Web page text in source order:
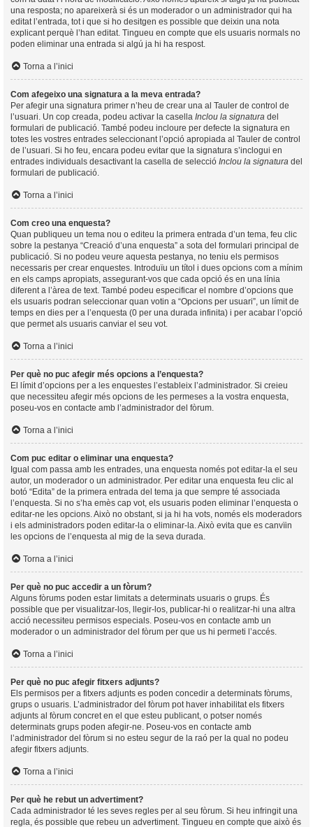
una resposta; no apareixerà si és un moderador o un administrador qui ha
editat l’entrada, tot i que si ho desitgen es possible que deixin una nota
explicant perquè l’han editat. Tingueu en compte que els usuaris normals no
poden eliminar una entrada si algú ja hi ha respost.
Torna a l’inici
Com afegeixo una signatura a la meva entrada?
Per afegir una signatura primer n’heu de crear una al Tauler de control de
l’usuari. Un cop creada, podeu activar la casella Inclou la signatura del
formulari de publicació. També podeu incloure per defecte la signatura en
totes les vostres entrades seleccionant l’opció apropiada al Tauler de control
de l’usuari. Si ho feu, encara podeu evitar que la signatura s’inclogui en
entrades individuals desactivant la casella de selecció Inclou la signatura del
formulari de publicació.
Torna a l’inici
Com creo una enquesta?
Quan publiqueu un tema nou o editeu la primera entrada d’un tema, feu clic
sobre la pestanya “Creació d’una enquesta” a sota del formulari principal de
publicació. Si no podeu veure aquesta pestanya, no teniu els permisos
necessaris per crear enquestes. Introduïu un títol i dues opcions com a mínim
en els camps apropiats, assegurant-vos que cada opció és en una línia
diferent a l’àrea de text. També podeu especificar el nombre d’opcions que
els usuaris podran seleccionar quan votin a “Opcions per usuari”, un límit de
temps en dies per a l’enquesta (0 per una durada infinita) i per acabar l’opció
que permet als usuaris canviar el seu vot.
Torna a l’inici
Per què no puc afegir més opcions a l’enquesta?
El límit d’opcions per a les enquestes l’estableix l’administrador. Si creieu
que necessiteu afegir més opcions de les permeses a la vostra enquesta,
poseu-vos en contacte amb l’administrador del fòrum.
Torna a l’inici
Com puc editar o eliminar una enquesta?
Igual com passa amb les entrades, una enquesta només pot editar-la el seu
autor, un moderador o un administrador. Per editar una enquesta feu clic al
botó “Edita” de la primera entrada del tema ja que sempre té associada
l’enquesta. Si no s’ha emès cap vot, els usuaris poden eliminar l’enquesta o
editar-ne les opcions. Això no obstant, si ja hi ha vots, només els moderadors
i els administradors poden editar-la o eliminar-la. Això evita que es canvïin
les opcions de l’enquesta al mig de la seva durada.
Torna a l’inici
Per què no puc accedir a un fòrum?
Alguns fòrums poden estar limitats a determinats usuaris o grups. És
possible que per visualitzar-los, llegir-los, publicar-hi o realitzar-hi una altra
acció necessiteu permisos especials. Poseu-vos en contacte amb un
moderador o un administrador del fòrum per que us hi permeti l’accés.
Torna a l’inici
Per què no puc afegir fitxers adjunts?
Els permisos per a fitxers adjunts es poden concedir a determinats fòrums,
grups o usuaris. L’administrador del fòrum pot haver inhabilitat els fitxers
adjunts al fòrum concret en el que esteu publicant, o potser només
determinats grups poden afegir-ne. Poseu-vos en contacte amb
l’administrador del fòrum si no esteu segur de la raó per la qual no podeu
afegir fitxers adjunts.
Torna a l’inici
Per què he rebut un advertiment?
Cada administrador té les seves regles per al seu fòrum. Si heu infringit una
regla, és possible que rebeu un advertiment. Tingueu en compte que això és